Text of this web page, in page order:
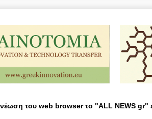
του web browser το "ALL NEWS gr"